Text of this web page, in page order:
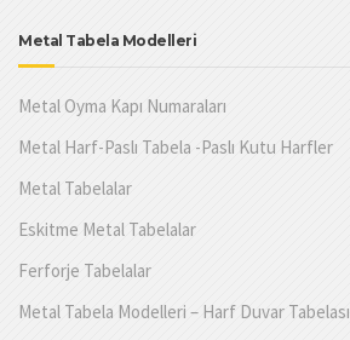
Metal Tabela Modelleri
Metal Oyma Kapı Numaraları
Metal Harf-Paslı Tabela -Paslı Kutu Harfler
Metal Tabelalar
Eskitme Metal Tabelalar
Ferforje Tabelalar
Metal Tabela Modelleri – Harf Duvar Tabelası